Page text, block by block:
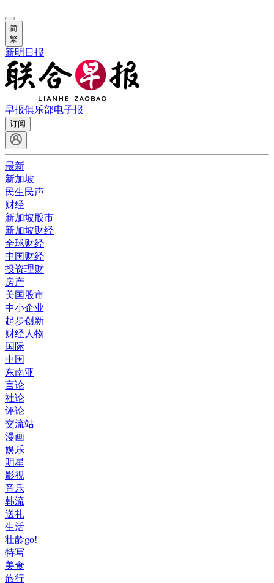
简
繁
新明日报
早报俱乐部电子报
订阅
最新
新加坡
民生民声
财经
新加坡股市
新加坡财经
全球财经
中国财经
投资理财
房产
美国股市
中小企业
起步创新
财经人物
国际
中国
东南亚
言论
社论
评论
交流站
漫画
娱乐
明星
影视
音乐
韩流
送礼
生活
壮龄go!
特写
美食
旅行